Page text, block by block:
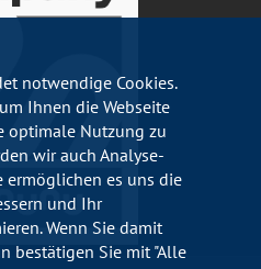
notwendige Cookies.
Ihnen die Webseite
optimale Nutzung zu
wir auch Analyse-
ermöglichen es uns die
und Ihr
Wenn Sie damit
bestätigen Sie mit "Alle